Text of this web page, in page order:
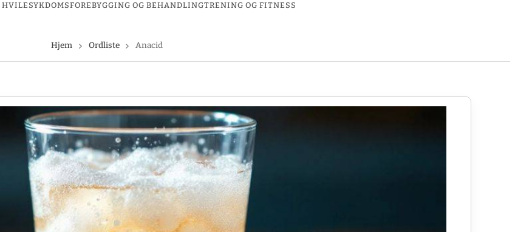
HVILE SYKDOMSFOREBYGGING OG BEHANDLINGTRENING OG FITNESS
Hjem Ordliste Anacid